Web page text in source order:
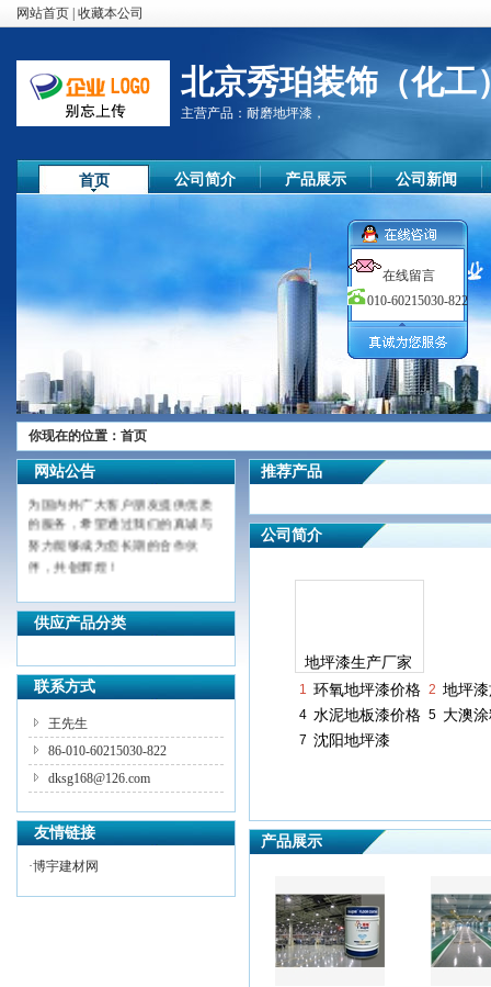
网站首页 收藏本公司
北京秀珀装饰（化工
主营产品： 耐磨地坪漆，
首页 公司简介 产品展示 公司新闻
你现在的位置： 首页
网站公告
尊敬的顾客
您好！
欢迎您的来访，我们公司秉承质
量第一，顾客至上的原则，竭诚
为国内外广大客户朋友提供优质
的服务，希望通过我们的真诚与
努力能够成为您长期的合作伙
伴，共创辉煌！
供应产品分类
联系方式
王先生
86-010-60215030-822
dksg168@126.com
友情链接
·博宇建材网
推荐产品
公司简介
地坪漆生产厂家
1 环氧地坪漆价格 2 地坪
4 水泥地板漆价格 5 大澳
7 沈阳地坪漆
产品展示
在线留言
010-60215030-822